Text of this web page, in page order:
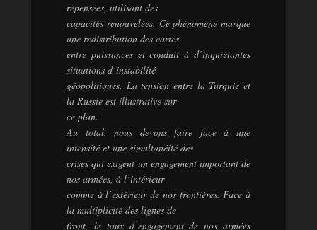
repensées, utilisant des
capacités renouvelées. Ce phénomène marque
une redistribution des cartes
entre puissances et conduit à d’inquiétantes
situations d’instabilité
géopolitiques. La tension entre la Turquie et
la Russie est illustrative sur
ce plan.
Au total, nous devons faire face à une
intensité et une simultanéité des
crises qui exigent un engagement important de
nos armées, à l’intérieur
comme à l’extérieur de nos frontières. Face à
la multiplicité des lignes de
front, le taux d’engagement de nos armées